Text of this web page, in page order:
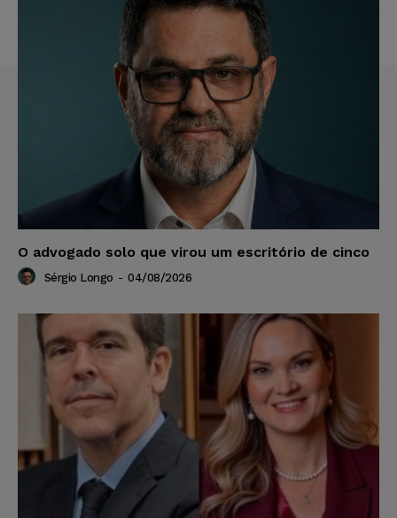
O advogado solo que virou um escritório de cinco
Sérgio Longo - 04/08/2026